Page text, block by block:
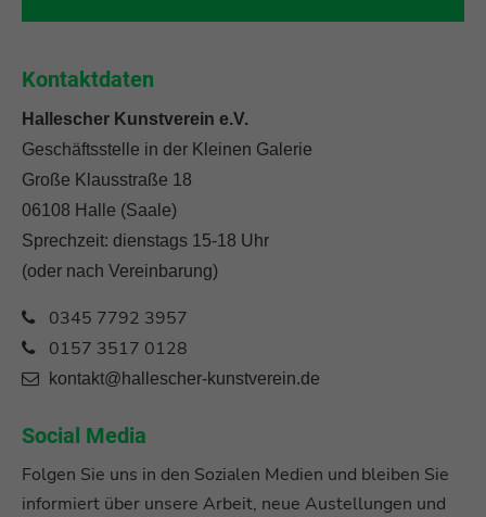
Kontaktdaten
Hallescher Kunstverein e.V.
Geschäftsstelle in der Kleinen Galerie
Große Klausstraße 18
06108 Halle (Saale)
Sprechzeit: dienstags 15-18 Uhr
(oder nach Vereinbarung)
0345 7792 3957
0157 3517 0128
kontakt@hallescher-kunstverein.de
Social Media
Folgen Sie uns in den Sozialen Medien und bleiben Sie
informiert über unsere Arbeit, neue Austellungen und